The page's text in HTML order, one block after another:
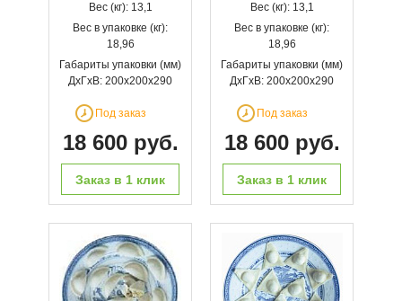
Вес (кг): 13,1
Вес в упаковке (кг):
18,96
Габариты упаковки (мм)
ДхГхВ: 200х200х290
Под заказ
18 600 руб.
Заказ в 1 клик
Вес (кг): 13,1
Вес в упаковке (кг):
18,96
Габариты упаковки (мм)
ДхГхВ: 200х200х290
Под заказ
18 600 руб.
Заказ в 1 клик